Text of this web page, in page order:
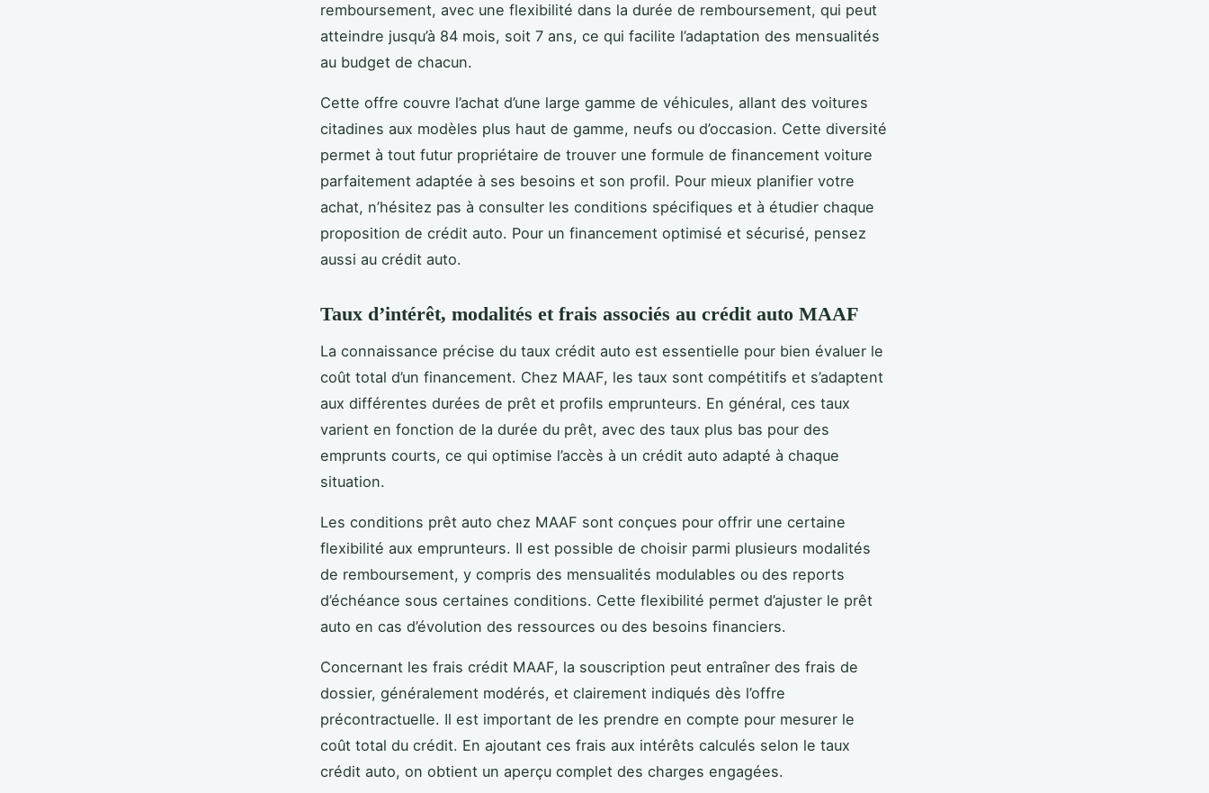
remboursement, avec une flexibilité dans la durée de remboursement, qui peut
atteindre jusqu’à 84 mois, soit 7 ans, ce qui facilite l’adaptation des mensualités
au budget de chacun.
Cette offre couvre l’achat d’une large gamme de véhicules, allant des voitures
citadines aux modèles plus haut de gamme, neufs ou d’occasion. Cette diversité
permet à tout futur propriétaire de trouver une formule de financement voiture
parfaitement adaptée à ses besoins et son profil. Pour mieux planifier votre
achat, n’hésitez pas à consulter les conditions spécifiques et à étudier chaque
proposition de crédit auto. Pour un financement optimisé et sécurisé, pensez
aussi au crédit auto.
Taux d’intérêt, modalités et frais associés au crédit auto MAAF
La connaissance précise du taux crédit auto est essentielle pour bien évaluer le
coût total d’un financement. Chez MAAF, les taux sont compétitifs et s’adaptent
aux différentes durées de prêt et profils emprunteurs. En général, ces taux
varient en fonction de la durée du prêt, avec des taux plus bas pour des
emprunts courts, ce qui optimise l’accès à un crédit auto adapté à chaque
situation.
Les conditions prêt auto chez MAAF sont conçues pour offrir une certaine
flexibilité aux emprunteurs. Il est possible de choisir parmi plusieurs modalités
de remboursement, y compris des mensualités modulables ou des reports
d’échéance sous certaines conditions. Cette flexibilité permet d’ajuster le prêt
auto en cas d’évolution des ressources ou des besoins financiers.
Concernant les frais crédit MAAF, la souscription peut entraîner des frais de
dossier, généralement modérés, et clairement indiqués dès l’offre
précontractuelle. Il est important de les prendre en compte pour mesurer le
coût total du crédit. En ajoutant ces frais aux intérêts calculés selon le taux
crédit auto, on obtient un aperçu complet des charges engagées.